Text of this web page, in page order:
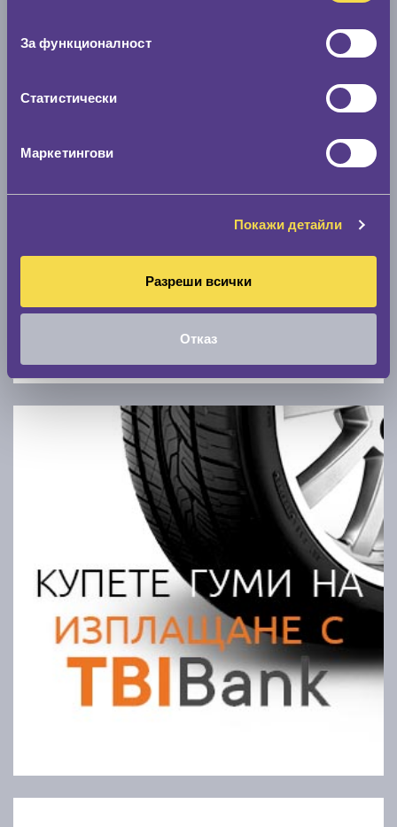
За функционалност
Статистически
Маркетингови
Покажи детайли
Разреши всички
Отказ
По марка автомобил